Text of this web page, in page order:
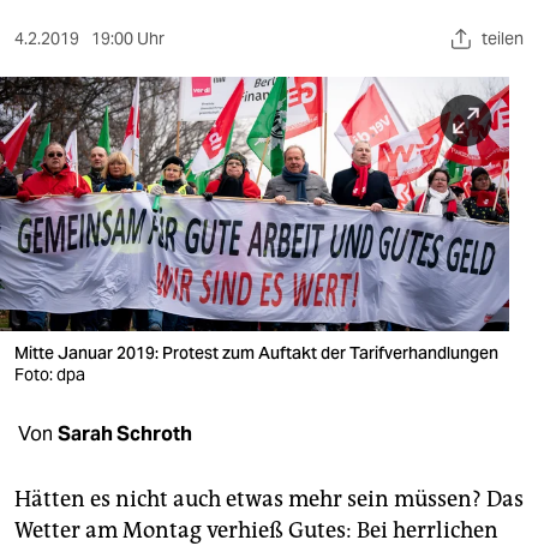
sport
berlin
nord
wahrheit
verlag
verlag
veranstaltungen
shop
unterstützen
4.2.2019 19:00 Uhr teilen
Mitte Januar 2019: Protest zum Auftakt der Tarifverhandlungen
Foto: dpa
Von Sarah Schroth
Hätten es nicht auch etwas mehr sein müssen? Das
Wetter am Montag verhieß Gutes: Bei herrlichen